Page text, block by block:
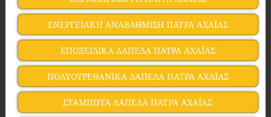
ΕΝΕΡΓΕΙΑΚΗ ΑΝΑΒΑΘΜΙΣΗ ΠΑΤΡΑ ΑΧΑΪΑΣ
ΕΠΟΞΕΙΔΙΚΑ ΔΑΠΕΔΑ ΠΑΤΡΑ ΑΧΑΪΑΣ
ΠΟΛΥΟΥΡΕΘΑΝΙΚΑ ΔΑΠΕΔΑ ΠΑΤΡΑ ΑΧΑΪΑΣ
ΣΤΑΜΠΩΤΑ ΔΑΠΕΔΑ ΠΑΤΡΑ ΑΧΑΪΑΣ